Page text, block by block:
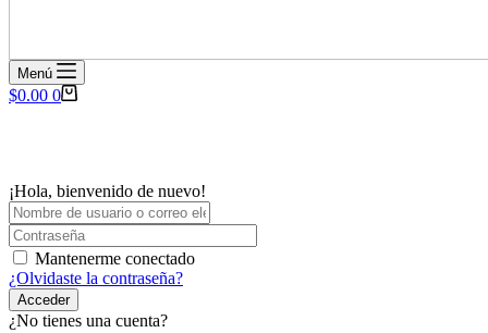
Menú
Carro
$0.00 0
¡Hola, bienvenido de nuevo!
Mantenerme conectado
¿Olvidaste la contraseña?
Acceder
¿No tienes una cuenta?